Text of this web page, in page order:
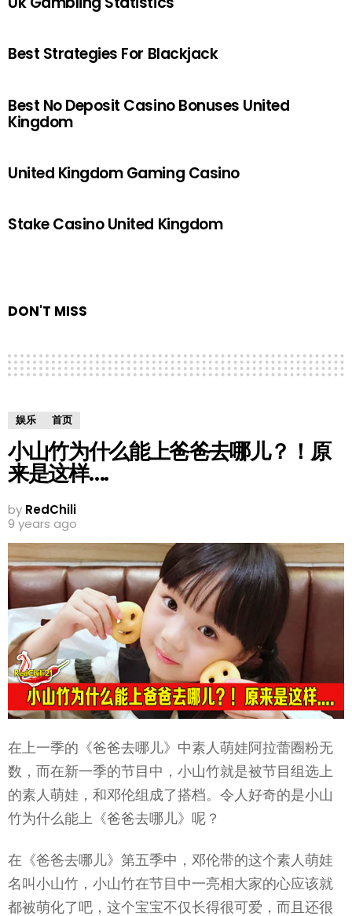
Best Strategies For Blackjack
Best No Deposit Casino Bonuses United
Kingdom
United Kingdom Gaming Casino
Stake Casino United Kingdom
DON'T MISS
娱乐 首页
小山竹为什么能上爸爸去哪儿？！原
来是这样….
by RedChili
9 years ago
在上一季的《爸爸去哪儿》中素人萌娃阿拉蕾圈粉无
数，而在新一季的节目中，小山竹就是被节目组选上
的素人萌娃，和邓伦组成了搭档。令人好奇的是小山
竹为什么能上《爸爸去哪儿》呢？
在《爸爸去哪儿》第五季中，邓伦带的这个素人萌娃
名叫小山竹，小山竹在节目中一亮相大家的心应该就
都被萌化了吧，这个宝宝不仅长得很可爱，而且还很